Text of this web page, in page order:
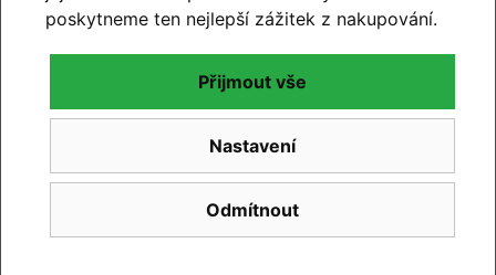
to včetně:
elektrokolvšech kategorií – celoodpružená, se
sníženým rámem, trekkingová, gravel
sportovníchkarbonových kol - silniční, gravel i
dětských kol
edic a prémiových
poskytneme ten nejlepší zážitek z nakupování.
Odmítnout
Nastavení
Přijmout vše